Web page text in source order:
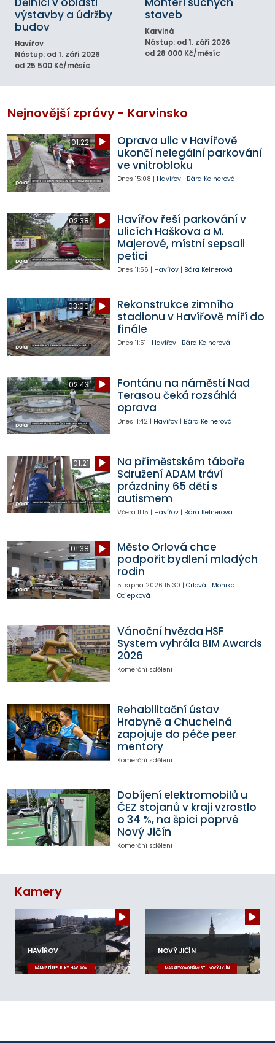
výstavby a údržby
budov
Havířov
Nástup: od 1. září 2026
od 25 500 Kč/měsíc
staveb
Karviná
Nástup: od 1. září 2026
od 28 000 Kč/měsíc
Nejnovější zprávy - Karvinsko
01:22
Oprava ulic v Havířově
ukončí nelegální parkování
ve vnitrobloku
Dnes 15:08 | Havířov| Bára Kelnerová
02:38
Havířov řeší parkování v
ulicích Haškova a M.
Majerové, místní sepsali
petici
Dnes 11:56 | Havířov| Bára Kelnerová
03:00
Rekonstrukce zimního
stadionu v Havířově míří do
finále
Dnes 11:51 | Havířov| Bára Kelnerová
02:43
Fontánu na náměstí Nad
Terasou čeká rozsáhlá
oprava
Dnes 11:42| Havířov| Bára Kelnerová
01:21
Na příměstském táboře
Sdružení ADAM tráví
prázdniny 65 dětí s
autismem
Včera 11:15 | Havířov| Bára Kelnerová
01:38
Město Orlová chce
podpořit bydlení mladých
rodin
5. srpna 2026 15:30 | Orlová | Monika
Ociepková
Vánoční hvězda HSF
System vyhrála BIM Awards
2026
Komerční sdělení
Rehabilitační ústav
Hrabyně a Chuchelná
zapojuje do péče peer
mentory
Komerční sdělení
Dobíjení elektromobilů u
ČEZ stojanů v kraji vzrostlo
o 34 %, na špici poprvé
Nový Jičín
Komerční sdělení
Kamery
HAVÍŘOV
NÁMĚSTÍ REPUBLIKY, HAVÍŘOV
NOVÝ JIČÍN
MASARYKOVO NÁMĚSTÍ, NOVÝ JIČÍN